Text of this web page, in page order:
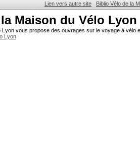
Lien vers autre site Biblio Vélo de la
Maison du Vélo Lyon
Lyon vous propose des ouvrages sur le voyage à
Lyon